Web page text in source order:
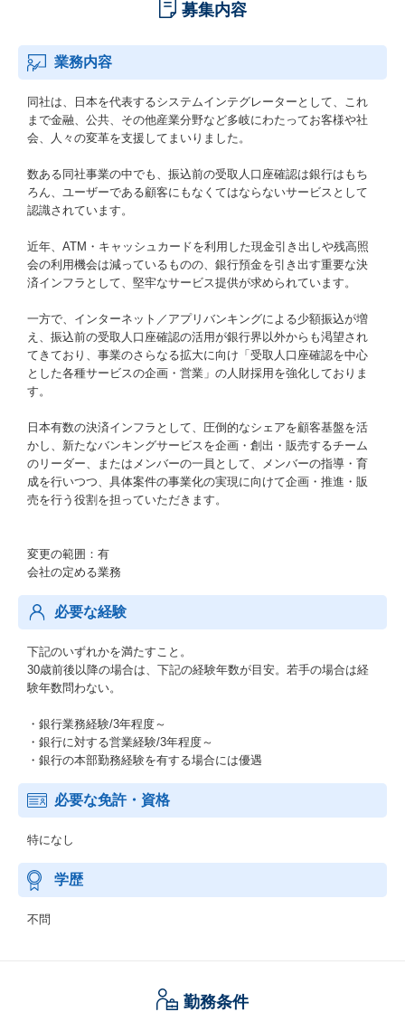
募集内容
業務内容
同社は、日本を代表するシステムインテグレーターとして、これ
まで金融、公共、その他産業分野など多岐にわたってお客様や社
会、人々の変革を支援してまいりました。
数ある同社事業の中でも、振込前の受取人口座確認は銀行はもち
ろん、ユーザーである顧客にもなくてはならないサービスとして
認識されています。
近年、ATM・キャッシュカードを利用した現金引き出しや残高照
会の利用機会は減っているものの、銀行預金を引き出す重要な決
済インフラとして、堅牢なサービス提供が求められています。
一方で、インターネット／アプリバンキングによる少額振込が増
え、振込前の受取人口座確認の活用が銀行界以外からも渇望され
てきており、事業のさらなる拡大に向け「受取人口座確認を中心
とした各種サービスの企画・営業」の人財採用を強化しておりま
す。
日本有数の決済インフラとして、圧倒的なシェアを顧客基盤を活
かし、新たなバンキングサービスを企画・創出・販売するチーム
のリーダー、またはメンバーの一員として、メンバーの指導・育
成を行いつつ、具体案件の事業化の実現に向けて企画・推進・販
売を行う役割を担っていただきます。
変更の範囲：有
会社の定める業務
必要な経験
下記のいずれかを満たすこと。
30歳前後以降の場合は、下記の経験年数が目安。若手の場合は経
験年数問わない。
・銀行業務経験/3年程度～
・銀行に対する営業経験/3年程度～
・銀行の本部勤務経験を有する場合には優遇
必要な免許・資格
特になし
学歴
不問
勤務条件